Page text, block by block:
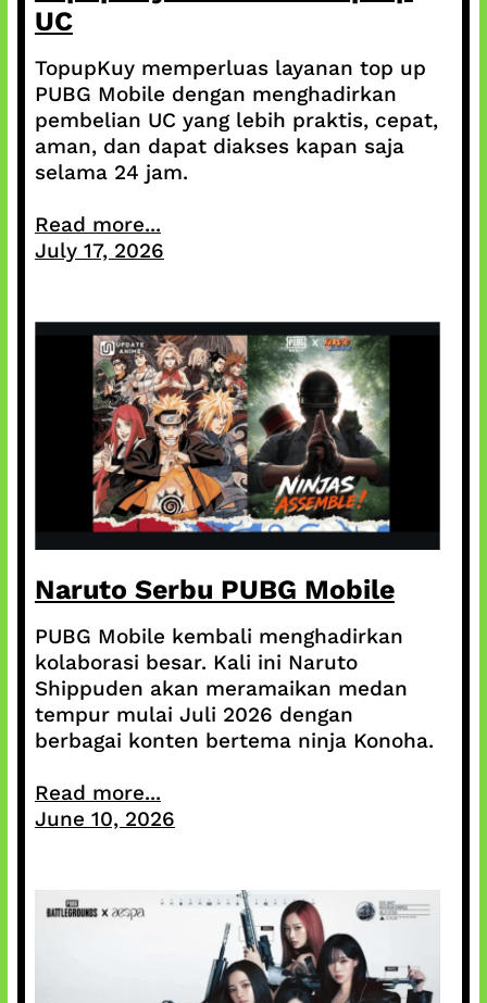
UC
TopupKuy memperluas layanan top up
PUBG Mobile dengan menghadirkan
pembelian UC yang lebih praktis, cepat,
aman, dan dapat diakses kapan saja
selama 24 jam.
Read more...
July 17, 2026
Naruto Serbu PUBG Mobile
PUBG Mobile kembali menghadirkan
kolaborasi besar. Kali ini Naruto
Shippuden akan meramaikan medan
tempur mulai Juli 2026 dengan
berbagai konten bertema ninja Konoha.
Read more...
June 10, 2026